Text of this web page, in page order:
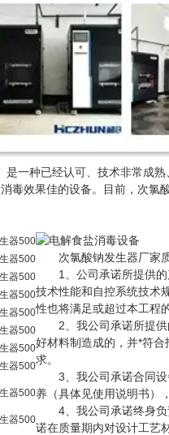
种已经认可、技术非常成熟
毒效果佳的设备。目前，次氯
器500
器500
器500
器500
器500
器500
器500
器500
器500
器500
次氯酸钠发生器厂家质
1、公司承诺所提供的
技术性能和自控系统技术
性也将满足或超过本工程
2、我公司承诺所提供
好材料制造成的，并*符
求。
3、我公司承诺合同设
养（具体见使用说明书）
4、我公司承诺终身负
诺在质量期内对设计工艺